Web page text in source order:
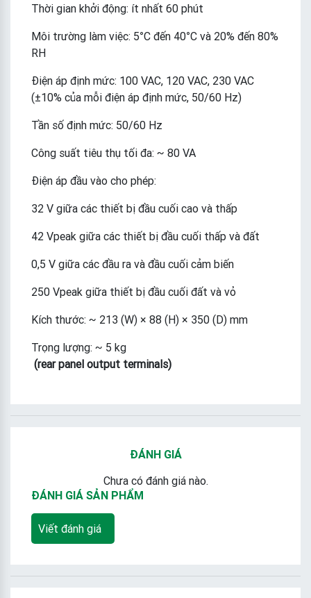
Thời gian khởi động: ít nhất 60 phút
Môi trường làm việc: 5°C đến 40°C và 20% đến 80%
RH
Điện áp định mức: 100 VAC, 120 VAC, 230 VAC
(±10% của mỗi điện áp định mức, 50/60 Hz)
Tần số định mức: 50/60 Hz
Công suất tiêu thụ tối đa: ~ 80 VA
Điện áp đầu vào cho phép:
32 V giữa các thiết bị đầu cuối cao và thấp
42 Vpeak giữa các thiết bị đầu cuối thấp và đất
0,5 V giữa các đầu ra và đầu cuối cảm biến
250 Vpeak giữa thiết bị đầu cuối đất và vỏ
Kích thước: ~ 213 (W) × 88 (H) × 350 (D) mm
Trọng lượng: ~ 5 kg
(rear panel output terminals)
ĐÁNH GIÁ
Chưa có đánh giá nào.
ĐÁNH GIÁ SẢN PHẨM
Viết đánh giá